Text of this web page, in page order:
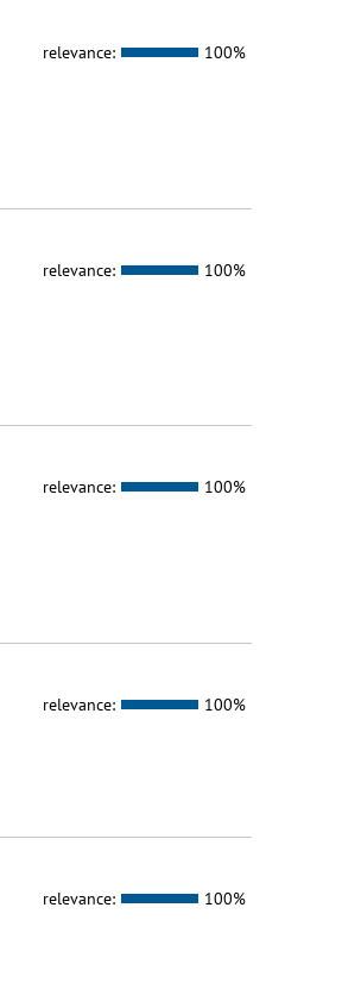
relevance: 100%
relevance: 100%
relevance: 100%
relevance: 100%
relevance: 100%